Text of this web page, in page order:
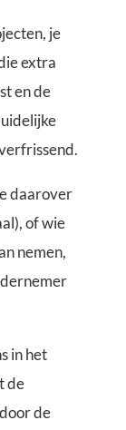
je
extra
en de
daarover
of wie
nemen,
in het
de
de